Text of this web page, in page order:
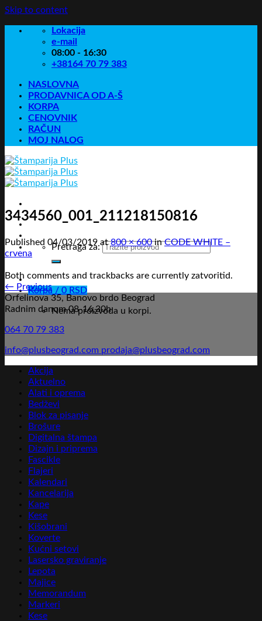
Skip to content
Lokacija
e-mail
08:00 - 16:30
+38164 70 79 383
NASLOVNA
PRODAVNICA OD A-Š
KORPA
CENOVNIK
RAČUN
MOJ NALOG
Pretraga za:
Korpa / 0 RSD
Nema proizvoda u korpi.
3434560_001_211218150816
Published 04/03/2019 at800 × 600inCODE WHITE –
crvena
Both comments and trackbacks are currently zatvoritid.
← Previous
Orfelinova 35, Banovo brdo Beograd
Radnim danom 08-16,30h
064 70 79 383
info@plusbeograd.com prodaja@plusbeograd.com
Akcija
Aktuelno
Alati i oprema
Bedževi
Blok za pisanje
Brošure
Digitalna štampa
Dizajn i priprema
Fascikle
Flajeri
Kalendari
Kancelarija
Kape
Kese
Kišobrani
Koverte
Kućni setovi
Lasersko graviranje
Lepota
Majice
Memorandum
Markeri
Kese